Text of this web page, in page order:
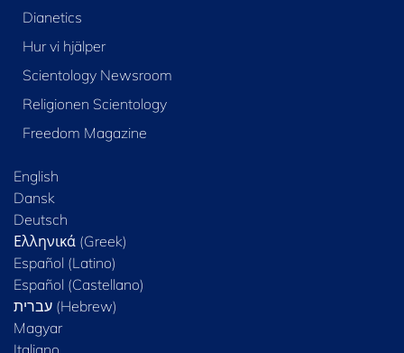
Dianetics
Hur vi hjälper
Scientology Newsroom
Religionen Scientology
Freedom Magazine
English
Dansk
Deutsch
Ελληνικά (Greek)
Español (Latino)
Español (Castellano)
Magyar